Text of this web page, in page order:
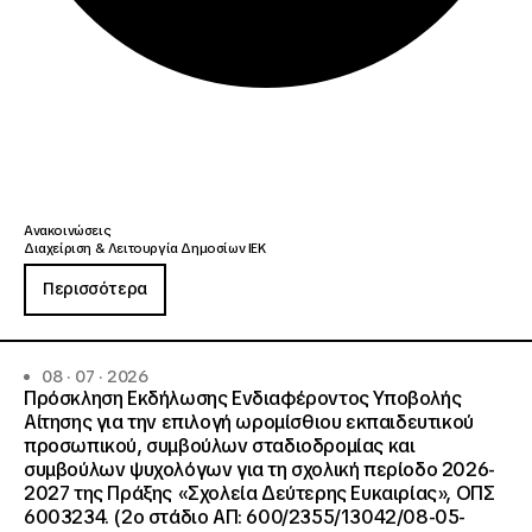
Ανακοινώσεις
Διαχείριση & Λειτουργία Δημοσίων ΙΕΚ
Περισσότερα
08 · 07 · 2026
Πρόσκληση Εκδήλωσης Ενδιαφέροντος Υποβολής
Αίτησης για την επιλογή ωρομίσθιου εκπαιδευτικού
προσωπικού, συμβούλων σταδιοδρομίας και
συμβούλων ψυχολόγων για τη σχολική περίοδο 2026-
2027 της Πράξης «Σχολεία Δεύτερης Ευκαιρίας», ΟΠΣ
6003234. (2ο στάδιο ΑΠ: 600/2355/13042/08-05-